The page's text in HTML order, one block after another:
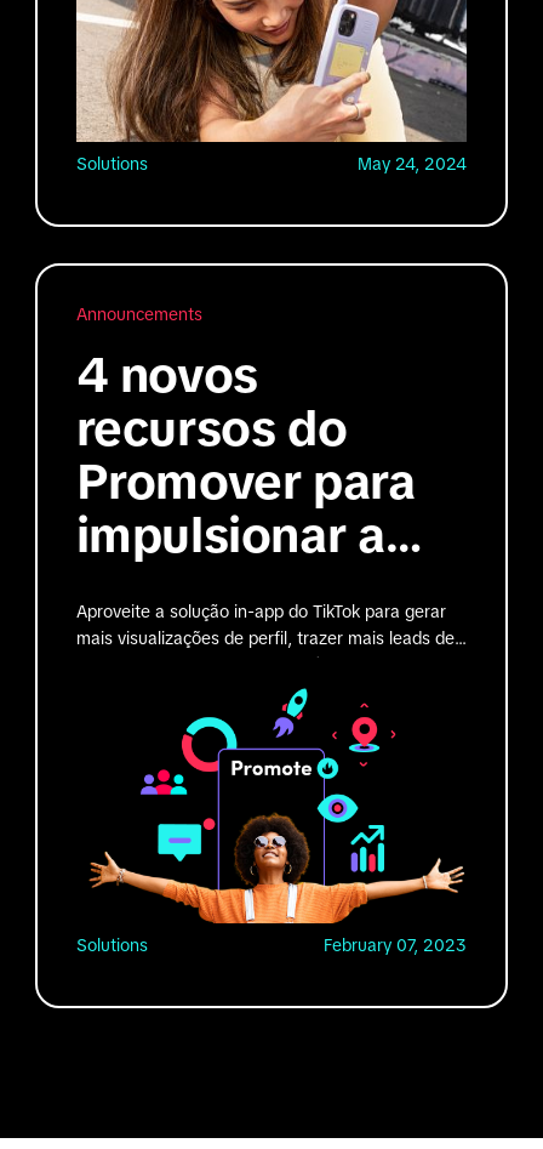
Solutions May 24, 2024
Announcements
4 novos
recursos do
Promover para
impulsionar a
Aproveite a solução in-app do TikTok para gerar
mais visualizações de perfil, trazer mais leads de
segmentar o seu público por localização.
Solutions February 07, 2023